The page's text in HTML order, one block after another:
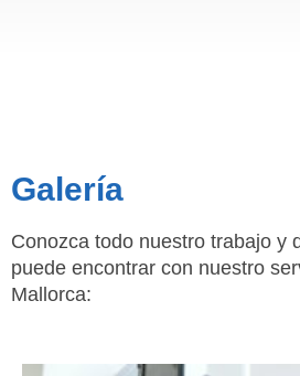
Galería
Conozca todo nuestro trabajo y
puede encontrar con nuestro
Mallorca: